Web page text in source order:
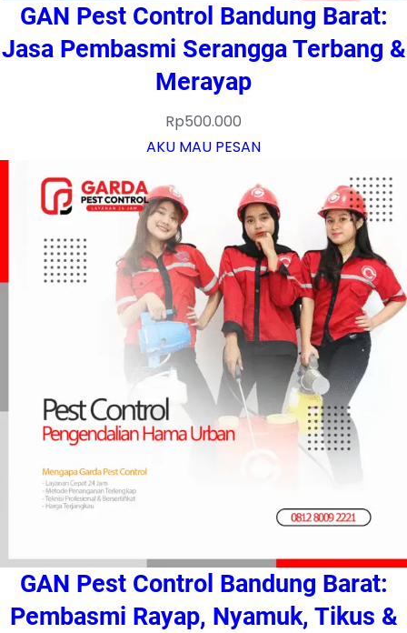
GAN Pest Control Bandung Barat:
Jasa Pembasmi Serangga Terbang &
Merayap
Rp500.000
AKU MAU PESAN
GAN Pest Control Bandung Barat:
Pembasmi Rayap, Nyamuk, Tikus &